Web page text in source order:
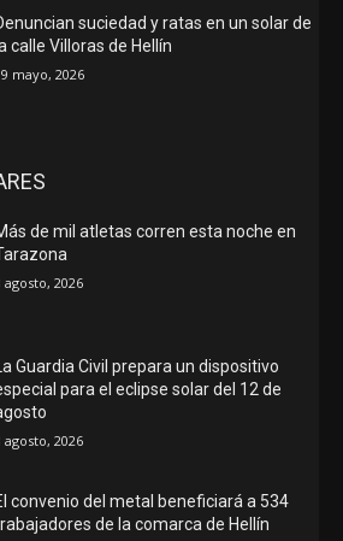
suciedad y ratas en un solar de
calle Villoras de Hellín
mayo, 2026
de mil atletas corren esta noche en
agosto, 2026
La Guardia Civil prepara un dispositivo
para el eclipse solar del 12 de
agosto, 2026
convenio del metal beneficiará a 534
de la comarca de Hellín